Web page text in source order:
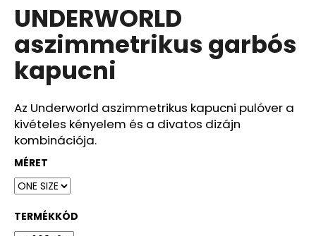
átlagos
értékelése
ből
0,0
csillag.
UNDERWORLD
aszimmetrikus garbós
kapucni
Az Underworld aszimmetrikus kapucni pulóver a
kivételes kényelem és a divatos dizájn
kombinációja.
MÉRET
TERMÉKKÓD